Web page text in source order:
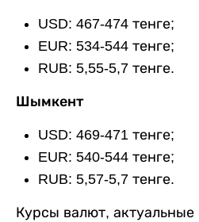
USD: 467-474 тенге;
EUR: 534-544 тенге;
RUB: 5,55-5,7 тенге.
Шымкент
USD: 469-471 тенге;
EUR: 540-544 тенге;
RUB: 5,57-5,7 тенге.
Курсы валют, актуальные